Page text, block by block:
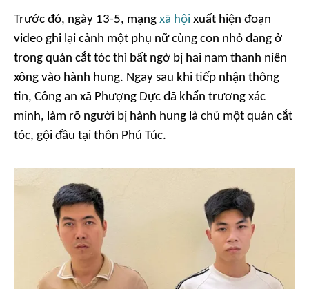
Trước đó, ngày 13-5, mạng xã hội xuất hiện đoạn
video ghi lại cảnh một phụ nữ cùng con nhỏ đang ở
trong quán cắt tóc thì bất ngờ bị hai nam thanh niên
xông vào hành hung. Ngay sau khi tiếp nhận thông
tin, Công an xã Phượng Dực đã khẩn trương xác
minh, làm rõ người bị hành hung là chủ một quán cắt
tóc, gội đầu tại thôn Phú Túc.